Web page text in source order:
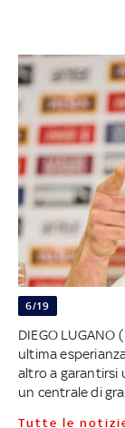
6/19
DIEGO
ultima
altro a garantirsi
un centrale di
Tutte le